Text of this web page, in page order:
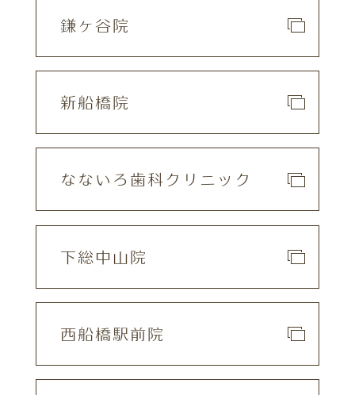
鎌ヶ谷院
新船橋院
なないろ歯科クリニック
下総中山院
西船橋駅前院